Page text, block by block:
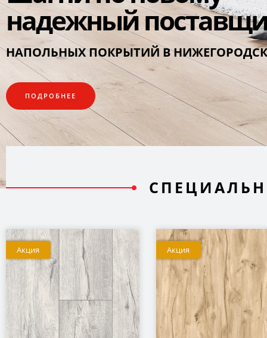
надежный
НАПОЛЬНЫХ ПОКРЫТИЙ В
ПОДРОБНЕЕ
СПЕЦПРЕДЛОЖЕНИЕ
Нашли в другом
товар дешевле?
Акция Акция